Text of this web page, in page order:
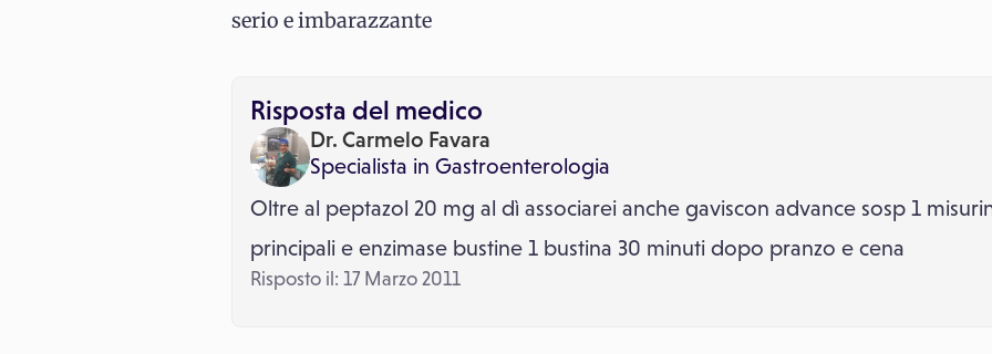
serio e imbarazzante
Risposta del medico
Dr. Carmelo Favara
Specialista in Gastroenterologia
Oltre al peptazol 20 mg al dì associarei anche gaviscon advance sosp 1
principali e enzimase bustine 1 bustina 30 minuti dopo pranzo e cena
Risposto il: 17 Marzo 2011